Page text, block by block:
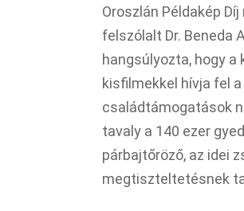
Oroszlán Példakép
felszólalt Dr. Beneda
hangsúlyozta, hogy
kisfilmekkel hívja fel
családtámogatások
tavaly a 140 ezer
párbajtőröző, az idei
megtiszteltetésnek